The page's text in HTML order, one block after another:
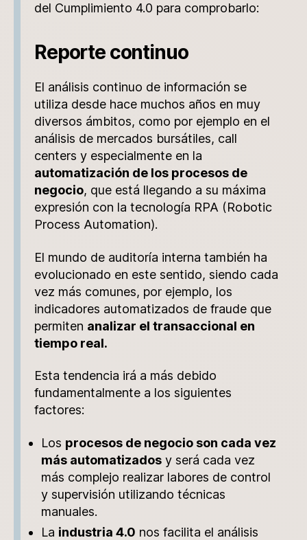
del Cumplimiento 4.0 para comprobarlo:
Reporte continuo
El análisis continuo de información se
utiliza desde hace muchos años en muy
diversos ámbitos, como por ejemplo en el
análisis de mercados bursátiles, call
centers y especialmente en la
automatización de los procesos de
negocio, que está llegando a su máxima
expresión con la tecnología RPA (Robotic
Process Automation).
El mundo de auditoría interna también ha
evolucionado en este sentido, siendo cada
vez más comunes, por ejemplo, los
indicadores automatizados de fraude que
permiten analizar el transaccional en
tiempo real.
Esta tendencia irá a más debido
fundamentalmente a los siguientes
factores:
Los procesos de negocio son cada vez
más automatizados y será cada vez
más complejo realizar labores de control
y supervisión utilizando técnicas
manuales.
La industria 4.0 nos facilita el análisis